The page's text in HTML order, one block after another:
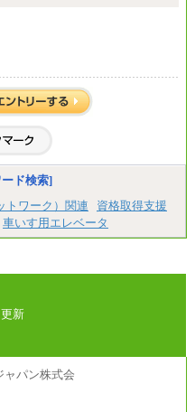
230,000円＋地域間調整給
イトよりご確認ください。
ションデザイン
円（一律支給）※みなし
10.43時間。
当等を支給。
給188,000円
マーケティング＆トラベル
～227,000円＋地域間調整
イトよりご確認ください。
ンスフォーム
225,000円＋地域間調整給
円＋地域間調整給
ド検索]
トワーク）関連
資格取得支援
車いす用エレベータ
更新